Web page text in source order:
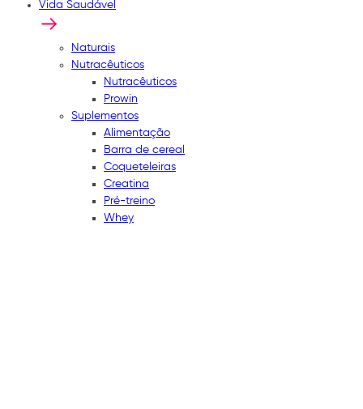
Vida Saudável
Naturais
Nutracêuticos
Nutracêuticos
Prowin
Suplementos
Alimentação
Barra de cereal
Coqueteleiras
Creatina
Pré-treino
Whey